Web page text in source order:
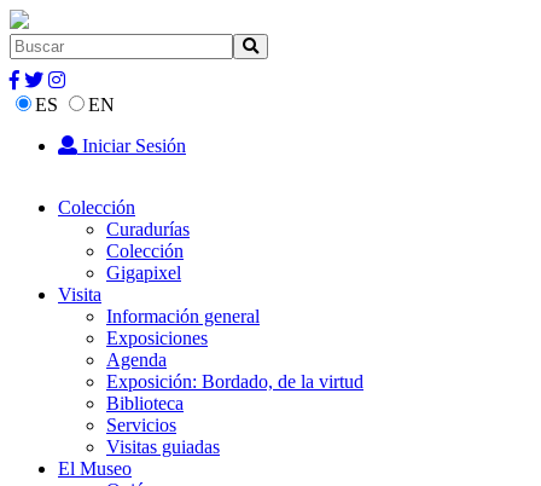
ES
EN
Iniciar Sesión
Colección
Curadurías
Colección
Gigapixel
Visita
Información general
Exposiciones
Agenda
Exposición: Bordado, de la virtud
Biblioteca
Servicios
Visitas guiadas
El Museo